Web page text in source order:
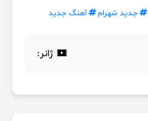
جدید شهرام آهنگ جدید
ژانر: